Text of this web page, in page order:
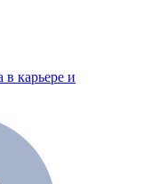
карьере и